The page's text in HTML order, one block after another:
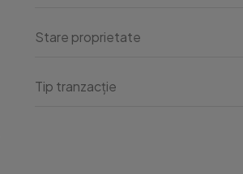
Stare proprietate
Tip tranzacție